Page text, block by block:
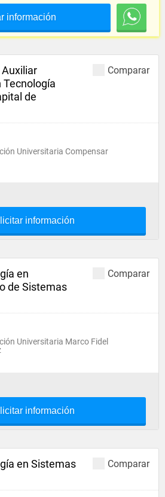
información
Comparar
Tecnología
de
Universitaria Compensar
información
Comparar
en
de Sistemas
Universitaria Marco Fidel
información
Comparar
en Sistemas